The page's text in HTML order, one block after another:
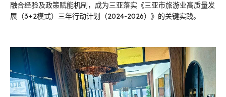
融合经验及政策赋能机制，成为三亚落实《三亚市旅游业高质量发
展（3+2模式）三年行动计划（2024-2026）》的关键实践。